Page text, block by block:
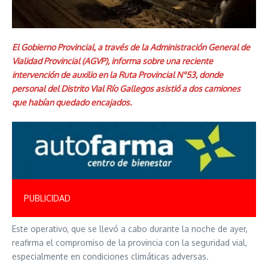
El Gobierno Provincial, a través de la Administración General de
Vialidad Provincial (AGVP), informa sobre una reciente
intervención de auxilio en la Ruta Provincial N°53, donde
personal del Distrito Vial Río Gallegos asistió a dos camiones
que habían quedado encajados.
PUBLICIDAD
Este operativo, que se llevó a cabo durante la noche de ayer,
reafirma el compromiso de la provincia con la seguridad vial,
especialmente en condiciones climáticas adversas.